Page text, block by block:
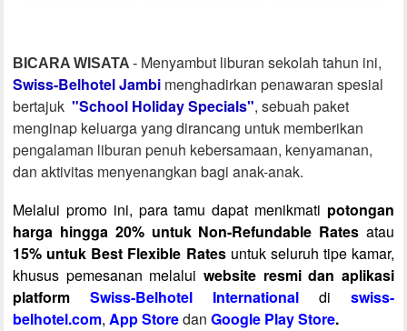
BICARA WISATA- Menyambut liburan sekolah tahun ini,
Swiss-Belhotel Jambi menghadirkan penawaran spesial
bertajuk"School Holiday Specials", sebuah paket
menginap keluarga yang dirancang untuk memberikan
pengalaman liburan penuh kebersamaan, kenyamanan,
dan aktivitas menyenangkan bagi anak-anak.
Melalui promo ini, para tamu dapat menikmati potongan
harga hingga 20% untuk Non-Refundable Ratesatau
15% untuk Best Flexible Ratesuntuk seluruh tipe kamar,
khusus pemesanan melalui website resmi dan aplikasi
platformSwiss-Belhotel International di swiss-
belhotel.com,App StoredanGoogle Play Store.